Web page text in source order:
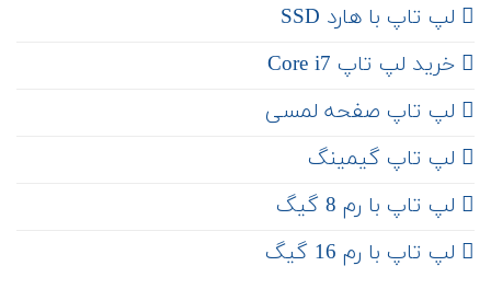
لپ تاپ با هارد SSD
خرید لپ تاپ Core i7
لپ تاپ صفحه لمسی
لپ تاپ گیمینگ
لپ تاپ با رم 8 گیگ
لپ تاپ با رم 16 گیگ